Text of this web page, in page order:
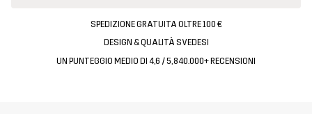
SPEDIZIONE GRATUITA OLTRE 100 €
DESIGN & QUALITÀ SVEDESI
UN PUNTEGGIO MEDIO DI 4,6 / 5, 840.000+ RECENSIONI